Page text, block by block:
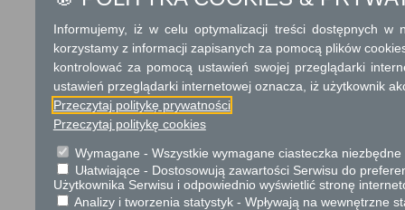
Dodatkowe
Opłata
Informacja publiczna
Urząd lub organ informuje
Tryb odwoławczy
Informujemy, iż w celu optymalizacji treści dostępnych w
korzystamy z informacji zapisanych za pomocą plików
kontrolować za pomocą ustawień swojej przeglądarki
ustawień przeglądarki internetowej oznacza, iż użytkownik
Przeczytaj politykę prywatności
Przeczytaj politykę cookies
Wymagane - Wszystkie wymagane ciasteczka
Ułatwiające - Dostosowują zawartości Serwisu do
Użytkownika Serwisu i odpowiednio wyświetlić stronę
Analizy i tworzenia statystyk - Wpływają na wewnętrzne